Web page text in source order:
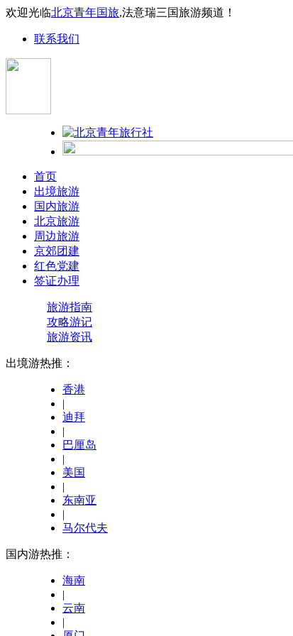
欢迎光临北京青年国旅,法意瑞三国旅游频道！
联系我们
首页
出境旅游
国内旅游
北京旅游
周边旅游
京郊团建
红色党建
签证办理
旅游指南
攻略游记
旅游资讯
出境游热推：
香港
|
迪拜
|
巴厘岛
|
美国
|
东南亚
|
马尔代夫
国内游热推：
海南
|
云南
|